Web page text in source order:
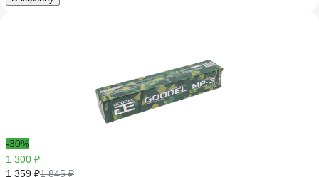
-30%
1 300 ₽
1 359 ₽1 845 ₽